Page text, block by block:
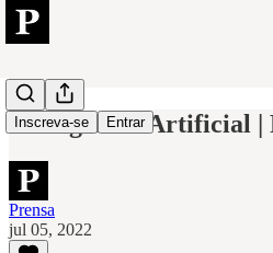
Inscreva-se Entrar
Inteligência Artificial |
Prensa
jul 05, 2022